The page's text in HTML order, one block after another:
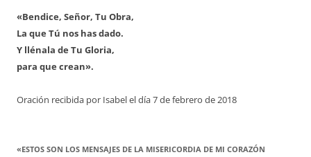
«Bendice, Señor, Tu Obra,
La que Tú nos has dado.
Y llénala de Tu Gloria,
para que crean».
Oración recibida por Isabel el día 7 de febrero de 2018
«ESTOS SON LOS MENSAJES DE LA MISERICORDIA DE MI CORAZÓN